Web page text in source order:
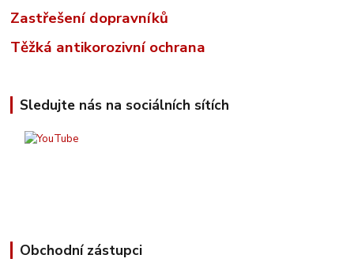
Zastřešení dopravníků
Těžká antikorozivní ochrana
Sledujte nás na sociálních sítích
Obchodní zástupci